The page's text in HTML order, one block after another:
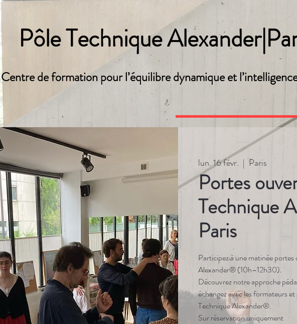
Pôle Technique
Centre de formation pour l’équilibre dynamique et
lun. 16 févr.
  |
Paris
Portes
Technique
Paris
Participez à une matinée
Alexander® (10h–12h30).
Découvrez notre approche
échangez avec les formateurs et
Technique Alexander®.
Sur réservation uniquement